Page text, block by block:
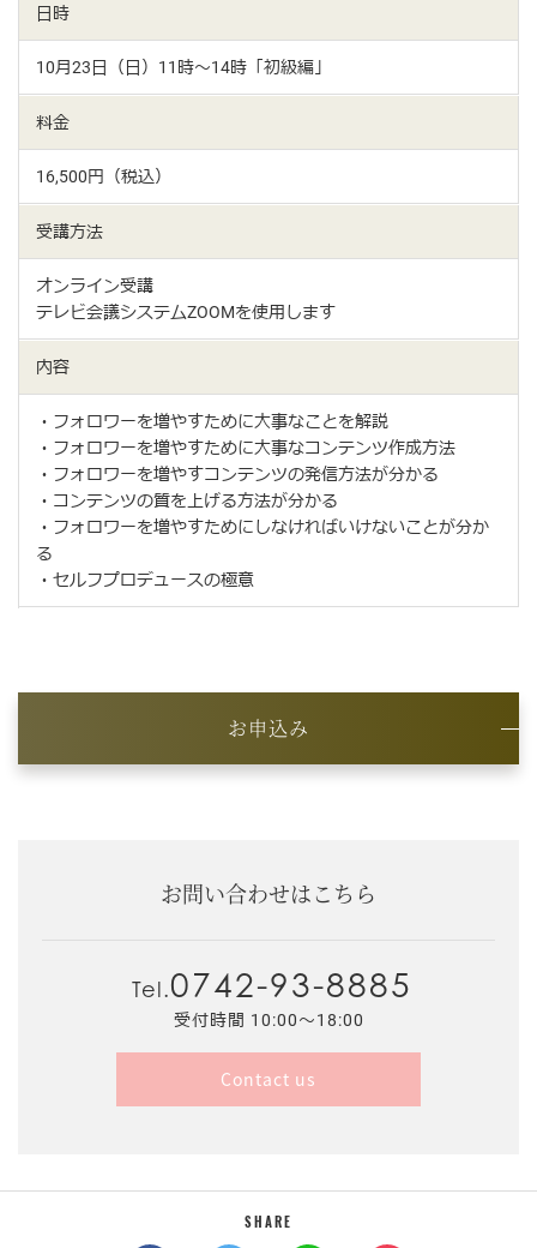
日時
10月23日（日）11時〜14時「初級編」
料金
16,500円（税込）
受講方法
オンライン受講
テレビ会議システムZOOMを使用します
内容
・フォロワーを増やすために大事なことを解説
・フォロワーを増やすために大事なコンテンツ作成方法
・フォロワーを増やすコンテンツの発信方法が分かる
・コンテンツの質を上げる方法が分かる
・フォロワーを増やすためにしなければいけないことが分か
る
・セルフプロデュースの極意
お申込み
お問い合わせはこちら
Tel.0742-93-8885
受付時間 10:00～18:00
Contact us
SHARE